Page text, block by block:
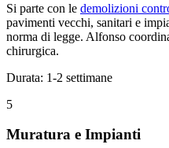
Si parte con le demolizioni
pavimenti vecchi, sanitari e
norma di legge. Alfonso
chirurgica.
Durata: 1-2 settimane
5
Muratura e Impianti